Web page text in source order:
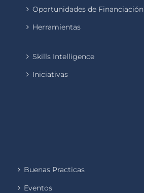
Oportunidades de Financiación
Herramientas
Skills Intelligence
Iniciativas
Buenas Practicas
Eventos